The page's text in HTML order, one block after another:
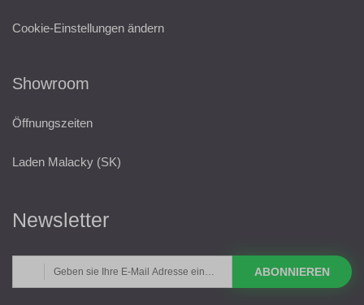
Cookie-Einstellungen ändern
Showroom
Öffnungszeiten
Laden Malacky (SK)
Newsletter
ABONNIEREN